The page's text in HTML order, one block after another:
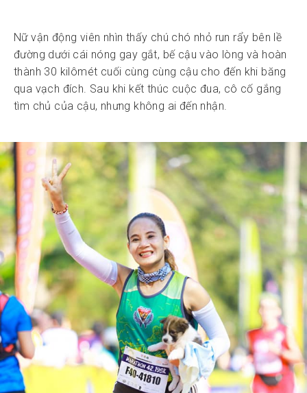
Nữ vận động viên nhìn thấy chú chó nhỏ run rẩy bên lề
đường dưới cái nóng gay gắt, bế cậu vào lòng và hoàn
thành 30 kilômét cuối cùng cùng cậu cho đến khi băng
qua vạch đích. Sau khi kết thúc cuộc đua, cô cố gắng
tìm chủ của cậu, nhưng không ai đến nhận.